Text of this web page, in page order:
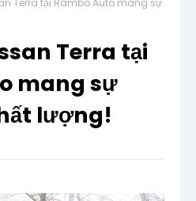
Terra tại
mang sự
lượng!